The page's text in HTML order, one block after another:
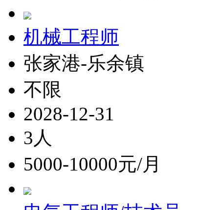
机械工程师
张家港-乐余镇
不限
2028-12-31
3人
5000-10000元/月